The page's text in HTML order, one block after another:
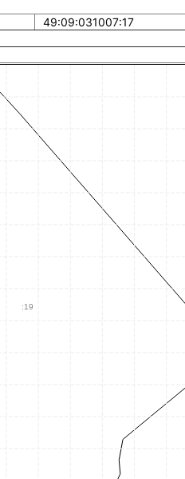
49:09:031007:17